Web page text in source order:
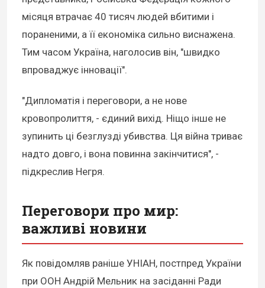
місяця втрачає 40 тисяч людей вбитими і
пораненими, а її економіка сильно виснажена.
Тим часом Україна, наголосив він, "швидко
впроваджує інновації".
"Дипломатія і переговори, а не нове
кровопролиття, - єдиний вихід. Ніщо інше не
зупинить ці безглузді убивства. Ця війна триває
надто довго, і вона повинна закінчитися", -
підкреслив Негря.
Переговори про мир:
важливі новини
Як повідомляв раніше УНІАН, постпред України
при ООН Андрій Мельник на засіданні Ради